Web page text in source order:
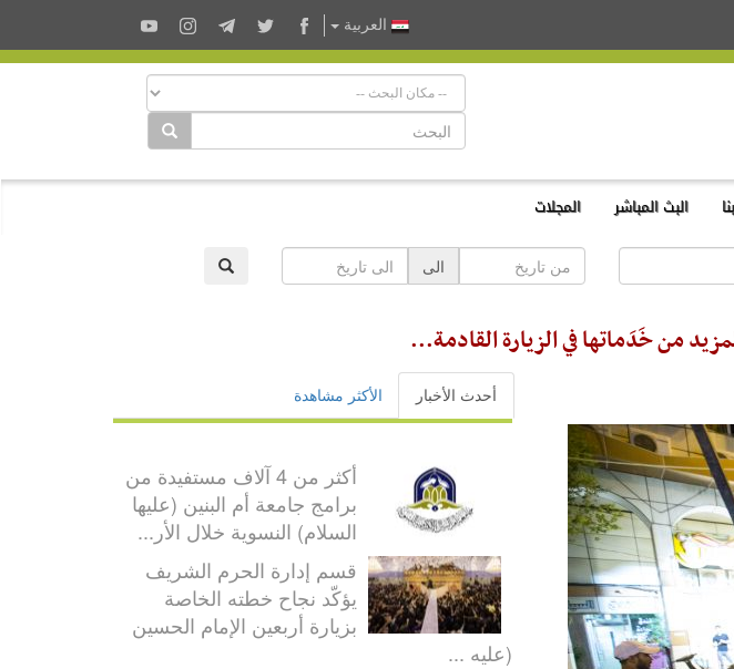
العربية
البث المباشر المجلات
الى
من خَدَماتها في الزيارة القادمة...
أحدث الأخبار الأكثر مشاهدة
أكثر من 4 آلاف مستفيدة من
برامج جامعة أم البنين (عليها
السلام) النسوية خلال الأر...
قسم إدارة الحرم الشريف
يؤكّد نجاح خطته الخاصة
بزيارة أربعين الإمام الحسين
(عليه ...